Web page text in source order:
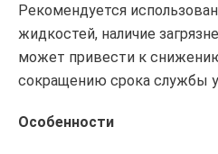
Рекомендуется
жидкостей, наличие
может привести к
сокращению срока службы
Особенности